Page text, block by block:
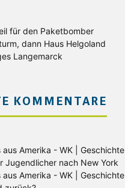
für den Paketbomber
dann Haus Helgoland
Langemarck
KOMMENTARE
aus Amerika - WK | Geschichte
Jugendlicher nach New York
aus Amerika - WK | Geschichte